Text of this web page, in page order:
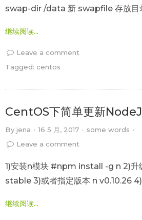
swap-dir /data 新 swapfile 存放目
继续阅读...
Leave a comment
Tagged: centos
CentOS下简单更新
By jena · 16 5 月, 2017 · some words ·
Leave a comment
1)安装n模块 #npm install -g n 2)升
stable 3)或者指定版本 n v0.10.26
继续阅读...